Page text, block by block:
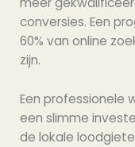
conversies. Een
60% van online
zijn.
Een professionele
een slimme
de lokale